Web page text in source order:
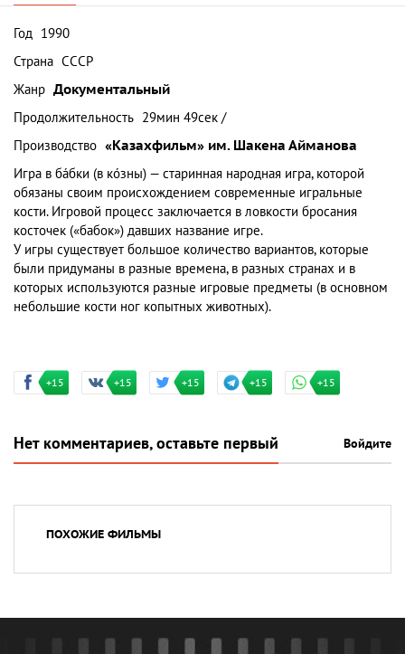
Год 1990
Страна СССР
Жанр Документальный
Продолжительность 29мин 49сек /
Производство «Казахфильм» им. Шакена Айманова
Игра в ба́бки (в ко́зны) — старинная народная игра, которой
обязаны своим происхождением современные игральные
кости. Игровой процесс заключается в ловкости бросания
косточек («бабок») давших название игре.
У игры существует большое количество вариантов, которые
были придуманы в разные времена, в разных странах и в
которых используются разные игровые предметы (в основном
небольшие кости ног копытных животных).
+15 +15 +15 +15 +15
Нет комментариев, оставьте первый Войдите
ПОХОЖИЕ ФИЛЬМЫ